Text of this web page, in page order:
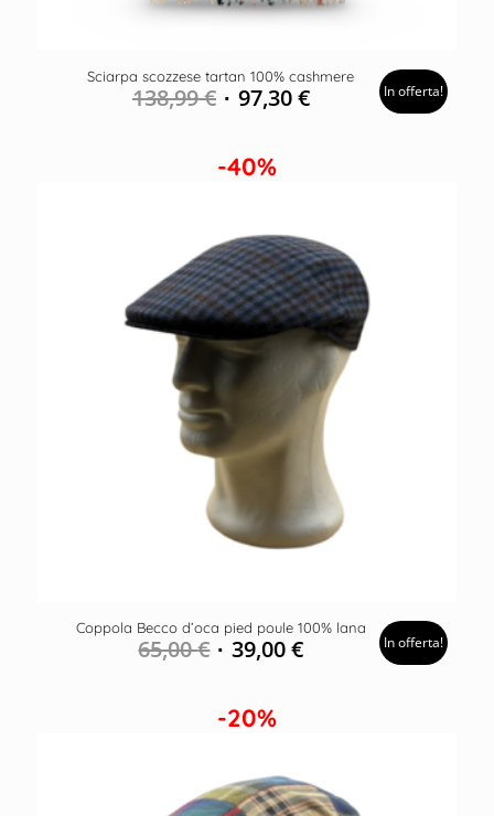
Sciarpa scozzese tartan 100% cashmere
138,99€ 97,30€ In offerta!
-40%
Coppola Becco d’oca pied poule 100% lana
65,00€ 39,00€ In offerta!
-20%